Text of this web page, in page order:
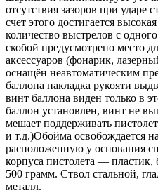
отсутствия зазоров при ударе
счет этого достигается
количество выстрелов с
скобой предусмотрено место
аксессуаров (фонарик,
оснащён неавтоматическим
баллона накладка рукояти
винт баллона виден только в
баллон установлен, винт не
мешает поддерживать
и т.д.)Обойма освобождается
расположенную у основания
корпуса пистолета — пластик,
500 грамм. Ствол стальной,
металл.